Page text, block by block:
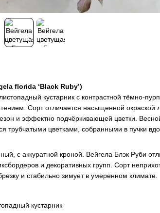
florida ‘Black Ruby’)
кустарник с контрастной тёмно-
Сорт отличается насыщенной окраской
и эффектно подчёркивающей цветки.
трубчатыми цветками, собранными в пучки
с аккуратной кроной. Вейгела Блэк Руби
и декоративных групп. Сорт
и стабильно зимует в умеренном климате.
кустарник